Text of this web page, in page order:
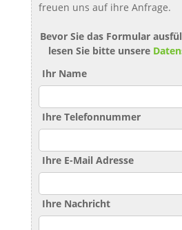
freuen uns auf ihre Anfrage.
Bevor Sie das Formular
lesen Sie bitte unsere
Ihr Name
Ihre Telefonnummer
Ihre E-Mail Adresse
Ihre Nachricht